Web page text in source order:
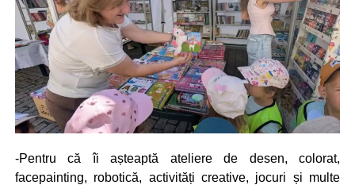
-Pentru că îi așteaptă ateliere de desen, colorat,
facepainting, robotică, activități creative, jocuri și multe